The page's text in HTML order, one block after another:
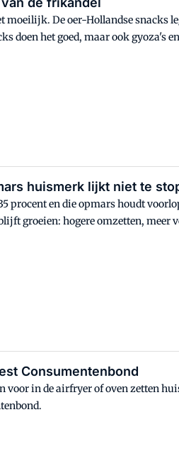
De oer-Hollandse snacks
doen het goed, maar ook gyoza's
huismerk lijkt niet te
procent en die opmars houdt
groeien: hogere omzetten, meer
Consumentenbond
voor in de airfryer of oven zetten